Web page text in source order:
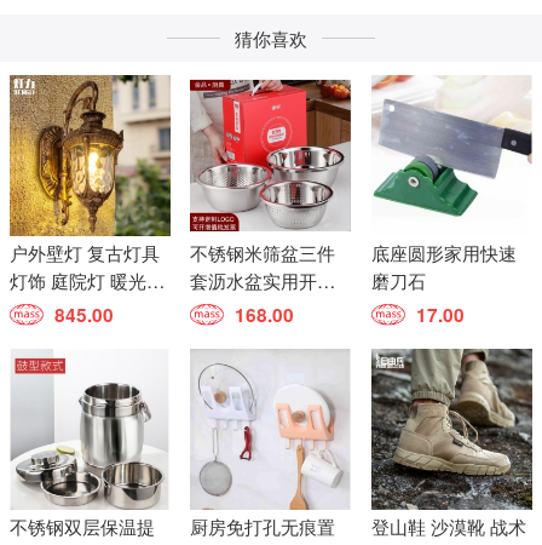
猜你喜欢
户外壁灯 复古灯具
灯饰 庭院灯 暖光灯
欧式美式壁灯
845.00
不锈钢米筛盆三件
套沥水盆实用开业
活动礼品168.00
底座圆形家用快速
磨刀石
17.00
不锈钢双层保温提
厨房免打孔无痕置
登山鞋 沙漠靴 战术